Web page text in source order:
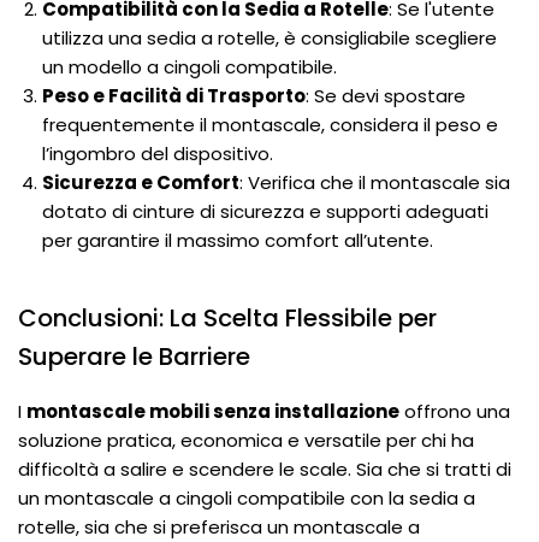
Compatibilità con la Sedia a Rotelle: Se l'utente
utilizza una sedia a rotelle, è consigliabile scegliere
un modello a cingoli compatibile.
Peso e Facilità di Trasporto: Se devi spostare
frequentemente il montascale, considera il peso e
l’ingombro del dispositivo.
Sicurezza e Comfort: Verifica che il montascale sia
dotato di cinture di sicurezza e supporti adeguati
per garantire il massimo comfort all’utente.
Conclusioni: La Scelta Flessibile per
Superare le Barriere
I montascale mobili senza installazioneoffrono una
soluzione pratica, economica e versatile per chi ha
difficoltà a salire e scendere le scale. Sia che si tratti di
un montascale a cingoli compatibile con la sedia a
rotelle, sia che si preferisca un montascale a